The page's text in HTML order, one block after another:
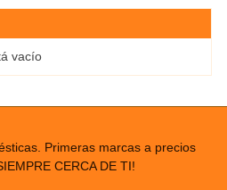
vacío
Primeras marcas a precios
CERCA DE TI!